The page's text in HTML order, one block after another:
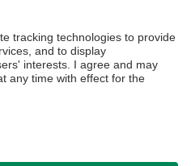
reinen und gebundenen H
C.: Power-to-Gas als
Vernetzung des Strom- und
Energiewirtschaft.